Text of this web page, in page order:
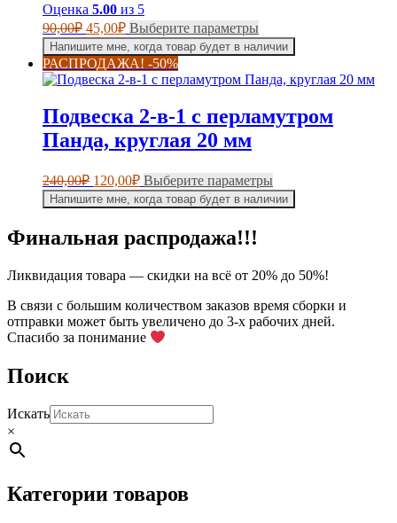
товара.
Оценка 5.00 из 5
90,00₽ Первоначальная
цена
составляла
90,00₽.
45,00₽Текущая
цена:
45,00₽.
Выберите параметрыЭтот
товар
имеет
вариаций.
можно
товара.
Напишите мне, когда товар будет в наличии
РАСПРОДАЖА! -50%
Подвеска 2-в-1 с перламутром
Панда, круглая 20 мм
240,00₽ Первоначальная
цена
составляла
120,00₽Текущая
цена:
120,00₽.
Выберите параметрыЭтот
товар
имеет
можно
на
странице
Напишите мне, когда товар будет в наличии
Финальная распродажа!!!
Ликвидация товара — скидки на всё от 20% до 50%!
В связи с большим количеством заказов время сборки и
отправки может быть увеличено до 3-х рабочих дней.
Спасибо за понимание
Поиск
Искать
×
Категории товаров